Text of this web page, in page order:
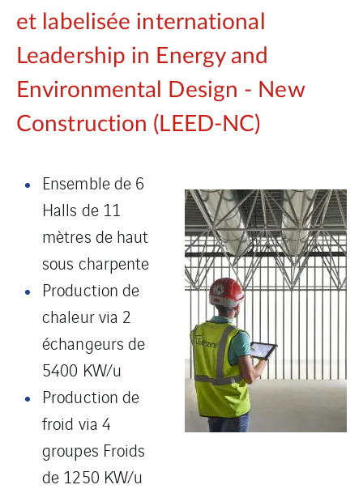
et labelisée international
Leadership in Energy and
Environmental Design ‐ New
Construction (LEED‐NC)
Ensemble de 6
Halls de 11
mètres de haut
sous charpente
Production de
chaleur via 2
échangeurs de
5400 KW/u
Production de
froid via 4
groupes Froids
de 1250 KW/u